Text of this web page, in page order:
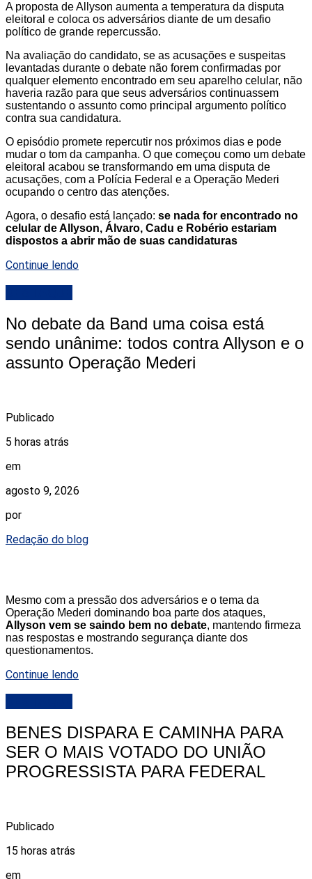
A proposta de Allyson aumenta a temperatura da disputa
eleitoral e coloca os adversários diante de um desafio
político de grande repercussão.
Na avaliação do candidato, se as acusações e suspeitas
levantadas durante o debate não forem confirmadas por
qualquer elemento encontrado em seu aparelho celular, não
haveria razão para que seus adversários continuassem
sustentando o assunto como principal argumento político
contra sua candidatura.
O episódio promete repercutir nos próximos dias e pode
mudar o tom da campanha. O que começou como um debate
eleitoral acabou se transformando em uma disputa de
acusações, com a Polícia Federal e a Operação Mederi
ocupando o centro das atenções.
Agora, o desafio está lançado: se nada for encontrado no
celular de Allyson, Álvaro, Cadu e Robério estariam
dispostos a abrir mão de suas candidaturas
Continue lendo
No debate da Band uma coisa está
sendo unânime: todos contra Allyson e o
assunto Operação Mederi
Publicado
5 horas atrás
em
agosto 9, 2026
por
Redação do blog
Mesmo com a pressão dos adversários e o tema da
Operação Mederi dominando boa parte dos ataques,
Allyson vem se saindo bem no debate, mantendo firmeza
nas respostas e mostrando segurança diante dos
questionamentos.
Continue lendo
BENES DISPARA E CAMINHA PARA
SER O MAIS VOTADO DO UNIÃO
PROGRESSISTA PARA FEDERAL
Publicado
15 horas atrás
em